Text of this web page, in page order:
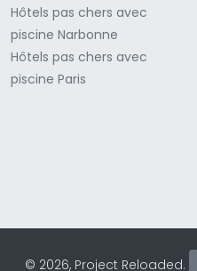
Hôtels pas chers avec
piscine Narbonne
Hôtels pas chers avec
piscine Paris
© 2026, Project Reloaded.